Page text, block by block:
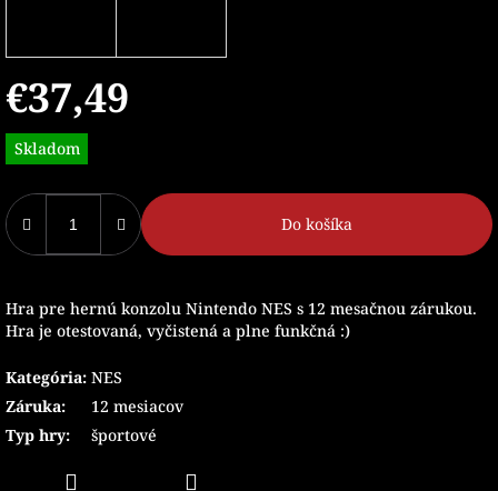
€37,49
Jednotková
cena:
Skladom
Do košíka
Hra pre hernú konzolu Nintendo NES s 12 mesačnou zárukou.
Hra je otestovaná, vyčistená a plne funkčná :)
Kategória: NES
Záruka:
12 mesiacov
Typ hry: športové